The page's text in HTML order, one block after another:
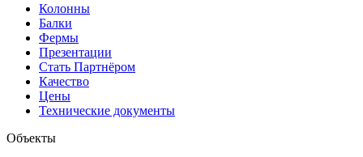
Колонны
Балки
Фермы
Презентации
Стать Партнёром
Качество
Цены
Технические документы
Объекты